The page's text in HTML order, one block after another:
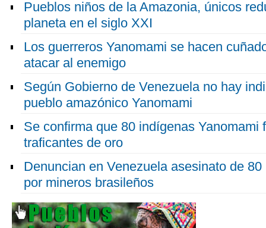
Pueblos niños de la Amazonia, únicos
planeta en el siglo XXI
Los guerreros Yanomami se hacen
atacar al enemigo
Según Gobierno de Venezuela no hay
pueblo amazónico Yanomami
Se confirma que 80 indígenas Yanomami
traficantes de oro
Denuncian en Venezuela asesinato de
por mineros brasileños